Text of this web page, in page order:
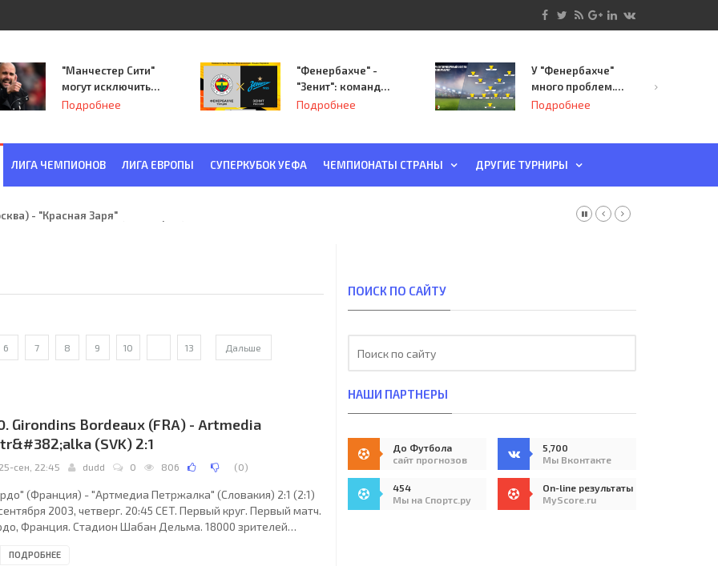
"Манчестер Сити"
могут исключить
из Лиги
Подробнее
"Фенербахче" -
"Зенит": команда
Семака начинает
Подробнее
У "Фенербахче"
много проблем.
Но он опасен для
Подробнее
ЛИГА ЧЕМПИОНОВ ЛИГА ЕВРОПЫ СУПЕРКУБОК УЕФА ЧЕМПИОНАТЫ СТРАНЫ ДРУГИЕ ТУРНИРЫ
- "Красная Заря" (Ленинград) 6:2
6 7 8 9 10 13 Дальше
Girondins Bordeaux (FRA) - Artmedia
(SVK) 2:1
25-сен, 22:45 dudd 0 806 (0)
(Франция) - "Артмедиа Петржалка" (Словакия) 2:1 (2:1)
2003, четверг. 20:45 CET. Первый круг. Первый матч.
Франция. Стадион Шабан Дельма. 18000 зрителей
Шрейер (Германия), Райнер Вертманн (Германия).
ПОДРОБНЕЕ
ПОИСК ПО САЙТУ
НАШИ ПАРТНЕРЫ
До Футбола
сайт прогнозов
5,700
Мы Вконтакте
454
Мы на Спортс.ру
On-line результаты
MyScore.ru